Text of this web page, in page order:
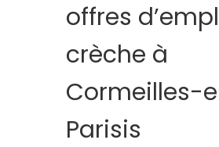
offres
crèche à
Cormeilles-
Parisis